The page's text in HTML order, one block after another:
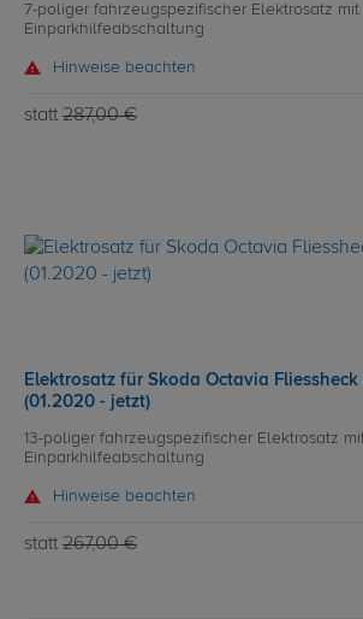
7-poliger fahrzeugspezifischer Elektrosatz mit
Einparkhilfeabschaltung
Hinweise beachten
statt 287,00 €
Elektrosatz für Skoda Octavia Fliessheck
(01.2020 - jetzt)
13-poliger fahrzeugspezifischer Elektrosatz
Einparkhilfeabschaltung
Hinweise beachten
statt 267,00 €